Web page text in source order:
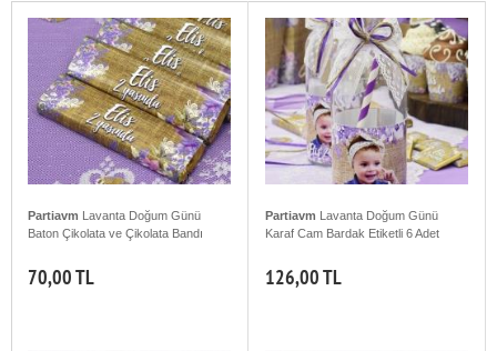
Partiavm Lavanta Doğum Günü
Baton Çikolata ve Çikolata Bandı
70,00 TL
Partiavm Lavanta Doğum Günü
Karaf Cam Bardak Etiketli 6 Adet
126,00 TL